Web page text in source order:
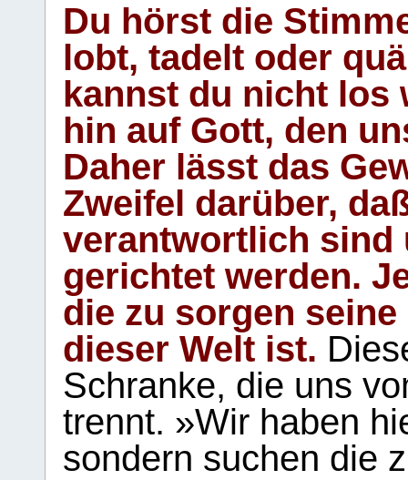
Du hörst die
lobt, tadelt oder
kannst du nicht los
hin auf Gott, den
Daher lässt das
Zweifel darüber,
verantwortlich sind
gerichtet werden.
die zu sorgen
dieser Welt ist.
Schranke, die uns
trennt. »Wir haben
sondern suchen die